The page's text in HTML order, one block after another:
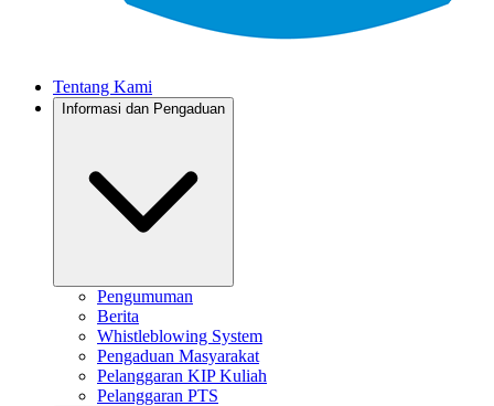
Tentang Kami
Informasi dan Pengaduan
Pengumuman
Berita
Whistleblowing System
Pengaduan Masyarakat
Pelanggaran KIP Kuliah
Pelanggaran PTS